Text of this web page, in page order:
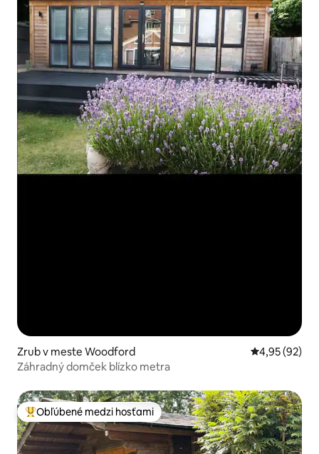
Zrub v meste Woodford Priemerné
4,95 (92)
Záhradný domček blízko metra
Najobľúbenejšie medzi hosťami
Obľúbené medzi hosťami